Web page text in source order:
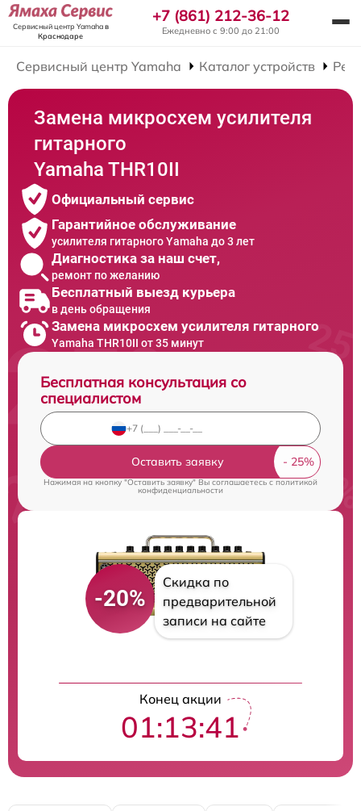
Сервисный центр Yamahaв
Краснодаре
+7 (861) 212-36-12
Ежедневно с 9:00 до 21:00
Сервисный центр Yamaha Каталог устройств
Замена микросхем усилителя
гитарного
Yamaha THR10II
Официальный сервис
Гарантийное обслуживание
усилителя гитарного Yamaha до 3 лет
Диагностика за наш счет,
ремонт по желанию
Бесплатный выезд курьера
в день обращения
Замена микросхем усилителя гитарного
Yamaha THR10II от 35 минут
Бесплатная консультация со
специалистом
Оставить заявку
Нажимая на кнопку "Оставить заявку" Вы соглашаетесь cполитикой
конфиденциальности
-20%
Скидка по
предварительной
записи на сайте
Конец акции
01:13:40